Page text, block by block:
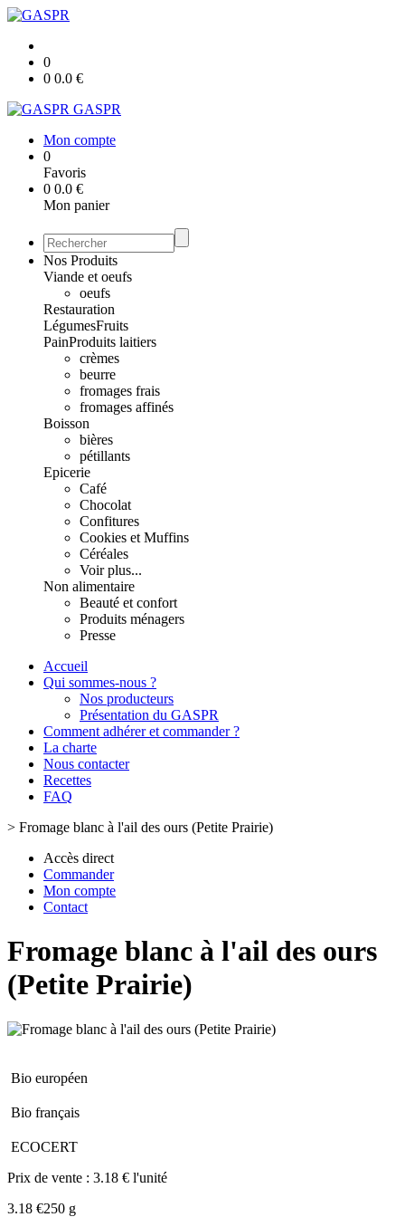
0
0 0.0 €
GASPR
Mon compte
0
Favoris
0 0.0 €
Mon panier
Nos Produits
Viande et oeufs
oeufs
Restauration
LégumesFruits
PainProduits laitiers
crèmes
beurre
fromages frais
fromages affinés
Boisson
bières
pétillants
Epicerie
Café
Chocolat
Confitures
Cookies et Muffins
Céréales
Voir plus...
Non alimentaire
Beauté et confort
Produits ménagers
Presse
Accueil
Qui sommes-nous ?
Nos producteurs
Présentation du GASPR
Comment adhérer et commander ?
La charte
Nous contacter
Recettes
FAQ
> Fromage blanc à l'ail des ours (Petite Prairie)
Accès direct
Commander
Mon compte
Contact
Fromage blanc à l'ail des ours
(Petite Prairie)
Bio européen
Bio français
ECOCERT
Prix de vente : 3.18 € l'unité
3.18 €250 g